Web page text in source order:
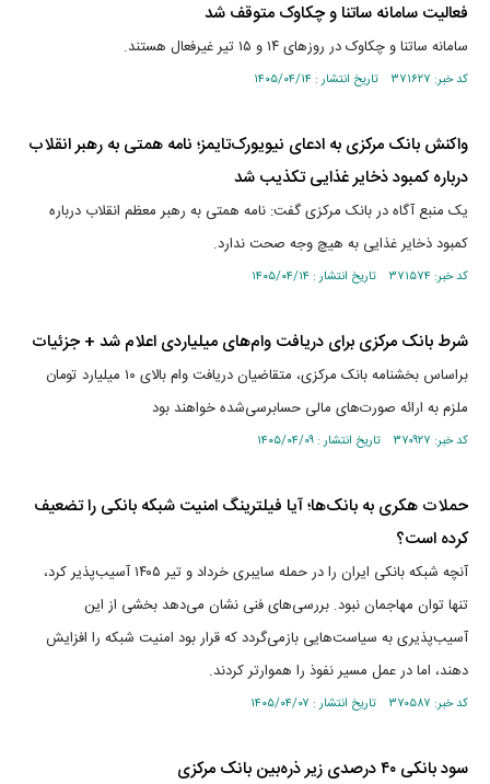
فعالیت سامانه ساتنا و چکاوک متوقف شد
سامانه ساتنا و چکاوک در روز‌های ۱۴ و ۱۵ تیر غیرفعال هستند.
کد خبر: ۳۷۱۶۲۷ تاریخ انتشار : ۱۴۰۵/۰۴/۱۴
واکنش بانک مرکزی به ادعای نیویورک‌تایمز؛ نامه همتی به رهبر انقلاب
درباره کمبود ذخایر غذایی تکذیب شد
یک منبع آگاه در بانک مرکزی گفت: نامه‌ همتی به رهبر معظم انقلاب درباره
کمبود ذخایر غذایی به هیچ وجه صحت ندارد.
کد خبر: ۳۷۱۵۷۴ تاریخ انتشار : ۱۴۰۵/۰۴/۱۴
شرط بانک مرکزی برای دریافت وام‌های میلیاردی اعلام شد + جزئیات
براساس بخشنامه بانک مرکزی، متقاضیان دریافت وام بالای ۱۰ میلیارد تومان
ملزم به ارائه صورت‌های مالی حسابرسی‌شده خواهند بود
کد خبر: ۳۷۰۹۲۷ تاریخ انتشار : ۱۴۰۵/۰۴/۰۹
حملات هکری به بانک‌ها؛ آیا فیلترینگ امنیت شبکه بانکی را تضعیف
کرده است؟
آنچه شبکه بانکی ایران را در حمله سایبری خرداد و تیر ۱۴۰۵ آسیب‌پذیر کرد،
تنها توان مهاجمان نبود. بررسی‌های فنی نشان می‌دهد بخشی از این
آسیب‌پذیری به سیاست‌هایی بازمی‌گردد که قرار بود امنیت شبکه را افزایش
دهند، اما در عمل مسیر نفوذ را هموارتر کردند.
کد خبر: ۳۷۰۵۸۷ تاریخ انتشار : ۱۴۰۵/۰۴/۰۷
سود بانکی ۴۰ درصدی زیر ذره‌بین بانک مرکزی